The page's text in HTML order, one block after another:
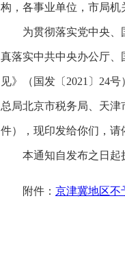
构，各事业单位，市局
为贯彻落实党中央、国
真落实中共中央办公厅
见》（国发〔2021〕24
总局北京市税务局、天
件），现印发给你们，
本通知自发布之日起
附件： 京津冀地区不